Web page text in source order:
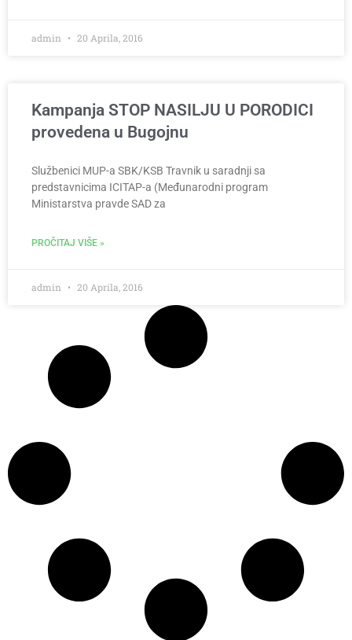
admin 20 Aprila, 2016
Kampanja STOP NASILJU U PORODICI
provedena u Bugojnu
Službenici MUP-a SBK/KSB Travnik u saradnji sa
predstavnicima ICITAP-a (Međunarodni program
Ministarstva pravde SAD za
PROČITAJ VIŠE »
admin 20 Aprila, 2016